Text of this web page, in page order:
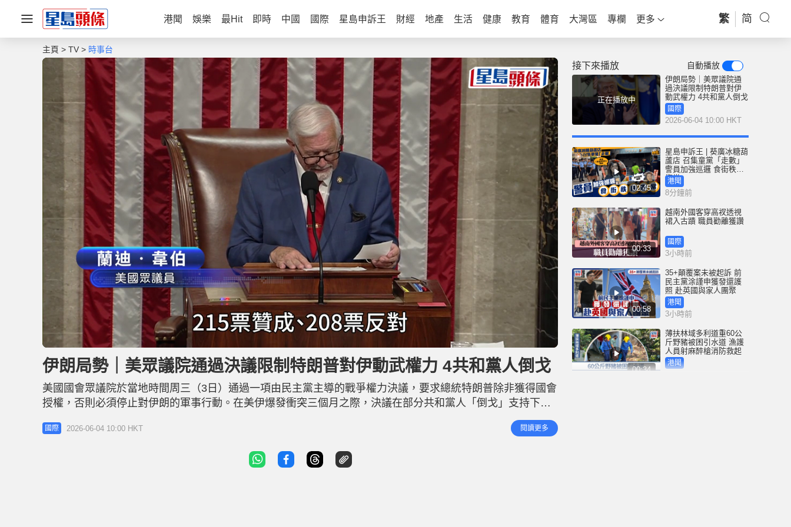
港聞 娛樂 最Hit 即時 中國 國際 星島申訴王 財經 地產 生活 健康 教育 體育 大灣區 專欄 更多 繁 简
主頁 TV 時事台
U
n
u
t
e
L
o
d
e
d
2
5
.
6
8
伊朗局勢｜美眾議院通過決議限制特朗普對伊動武權力 4共和黨人倒戈
美國國會眾議院於當地時間周三（3日）通過一項由民主黨主導的戰爭權力決議，要求總統特朗普除非獲得國會
授權，否則必須停止對伊朗的軍事行動。在美伊爆發衝突三個月之際，決議在部分共和黨人「倒戈」支持下過
關，標誌兩黨罕有聯手限制總統的戰爭權力。惟外界預料法案後續將面臨重重難關，象徵意義大於實質效力。
眾議院最終以215票贊成、208票反對的微弱優勢通過該項決議。表決期間，有4名共和黨眾議員與民主黨人一
國際 2026-06-04 10:00 HKT 閱讀更多
接下來播放 自動播放
正在播放中
伊朗局勢｜美眾議院通
過決議限制特朗普對伊
動武權力 4共和黨人倒戈
國際
2026-06-04 10:00 HKT
02:45
星島申訴王 | 葵廣冰糖葫
蘆店 召集童黨「走數」
警員加強巡邏 食街秩序
復常
港聞
8分鐘前
00:33
越南外國客穿高衩透視
裙入古蹟 職員勸離獲讚
國際
3小時前
00:58
35+顛覆案未被起訴 前
民主黨涂謹申獲發還護
照 赴英國與家人團聚
港聞
3小時前
00:34
薄扶林域多利道重60公
斤野豬被困引水道 漁護
人員射麻醉槍消防救起
港聞